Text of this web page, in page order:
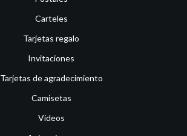
Carteles
Tarjetas regalo
Invitaciones
Tarjetas de agradecimiento
Camisetas
Vídeos